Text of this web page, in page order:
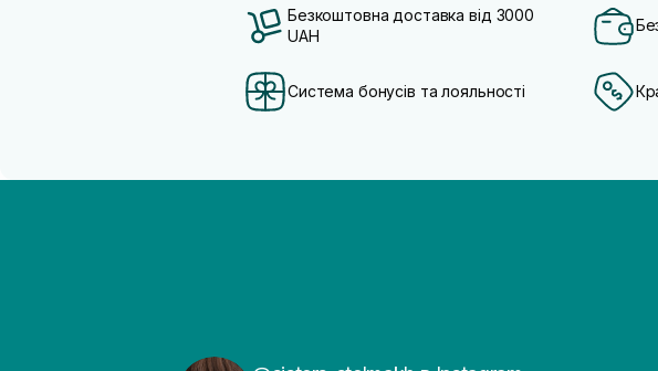
Безкоштовна доставка від 3000
UAH
Система бонусів та лояльності